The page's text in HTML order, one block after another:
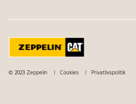
© 2023 Zeppelin Cookies Privatlivspolitik